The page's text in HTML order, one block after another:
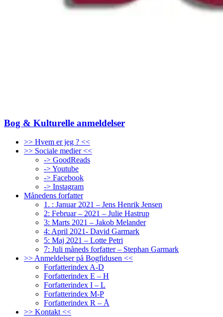
Bog & Kulturelle anmeldelser
>> Hvem er jeg ? <<
>> Sociale medier <<
-> GoodReads
-> Youtube
-> Facebook
-> Instagram
Månedens forfatter
1. : Januar 2021 – Jens Henrik Jensen
2: Februar – 2021 – Julie Hastrup
3: Marts 2021 – Jakob Melander
4: April 2021- David Garmark
5: Maj 2021 – Lotte Petri
7: Juli måneds forfatter – Stephan Garmark
>> Anmeldelser på Bogfidusen <<
Forfatterindex A-D
Forfatterindex E – H
Forfatterindex I – L
Forfatterindex M-P
Forfatterindex R – Å
>> Kontakt <<